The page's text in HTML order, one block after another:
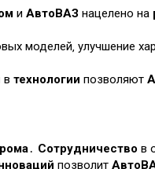
и АвтоВАЗ нацелено на
моделей‚ улучшение
в технологии позволяют
․ Сотрудничество в
позволит